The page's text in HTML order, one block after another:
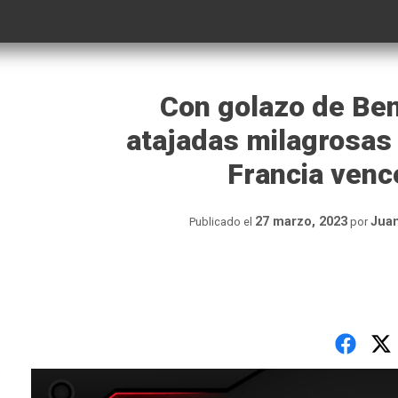
Con golazo de
atajadas
Francia
Publicado el 27 marzo, 2023por